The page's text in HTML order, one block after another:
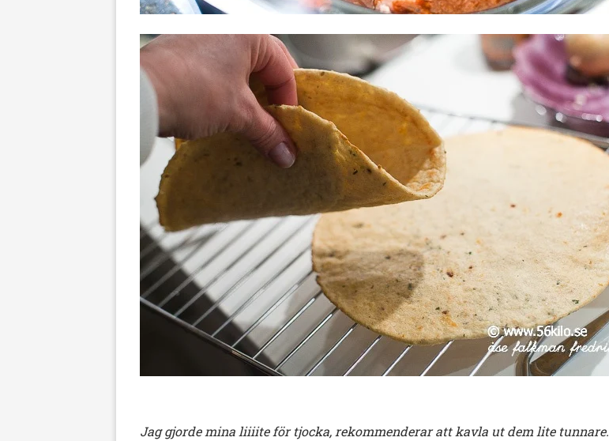
Jag gjorde mina liiiite för tjocka, rekommenderar att kavla ut dem lite tunnare.